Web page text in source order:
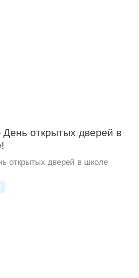
открытых дверей в
открытых дверей в школе